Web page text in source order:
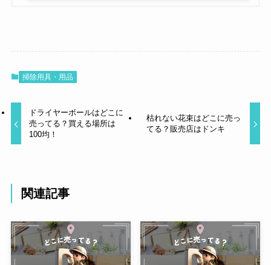
掃除用具・用品
ドライヤーボールはどこに
売ってる？買える場所は
100均！
枯れない花束はどこに売っ
てる？販売店はドンキ
関連記事